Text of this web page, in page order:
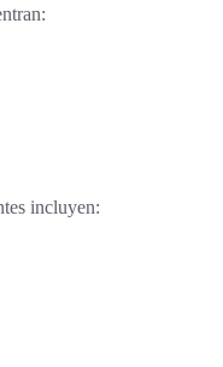
incluyen: